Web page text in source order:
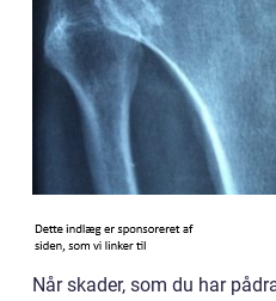
Når skader, som du har